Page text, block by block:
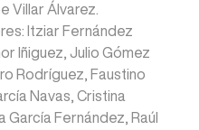
Villar Álvarez.
Itziar Fernández
Iñiguez, Julio Gómez
Rodríguez, Faustino
Navas, Cristina
Fernández, Raúl